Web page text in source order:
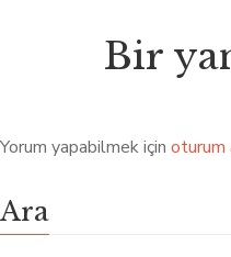
Bir
Yorum yapabilmek için oturum
Ara